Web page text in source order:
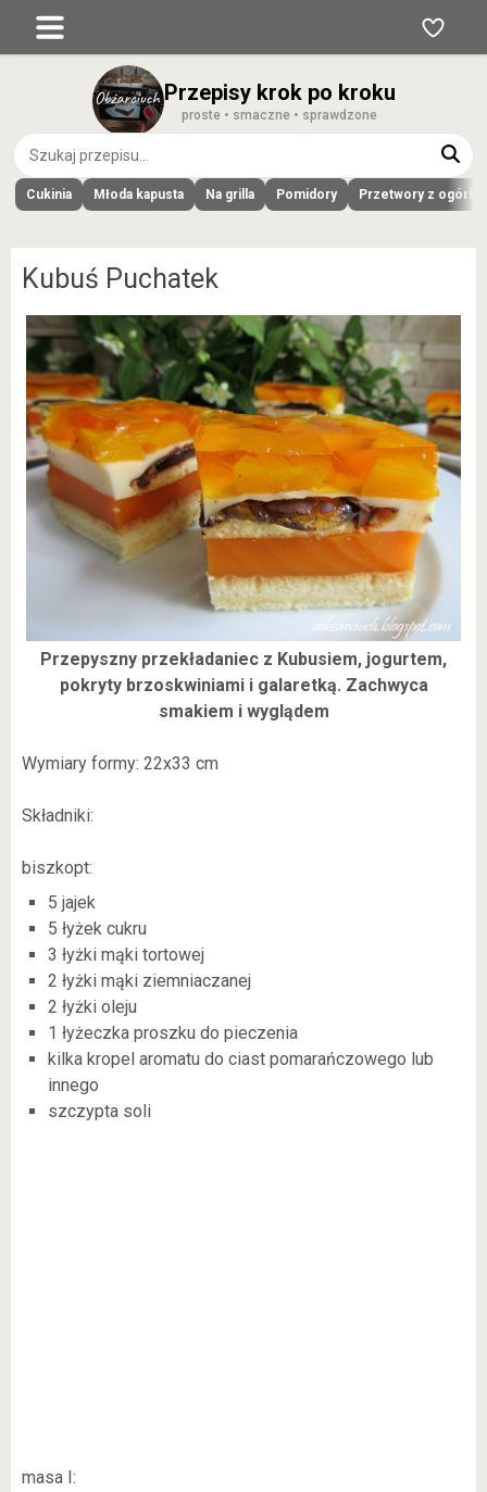
Przepisy krok po kroku
proste • smaczne • sprawdzone
Cukinia Młoda kapusta Na grilla Pomidory Przetwory z
Kubuś Puchatek
Przepyszny przekładaniec z Kubusiem, jogurtem,
pokryty brzoskwiniami i galaretką. Zachwyca
smakiem i wyglądem
Wymiary formy: 22x33 cm
Składniki:
biszkopt:
5 jajek
5 łyżek cukru
3 łyżki mąki tortowej
2 łyżki mąki ziemniaczanej
2 łyżki oleju
1 łyżeczka proszku do pieczenia
kilka kropel aromatu do ciast pomarańczowego lub
innego
szczypta soli
masa I: